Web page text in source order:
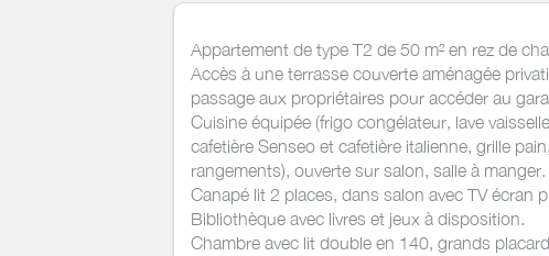
Appartement de type T2 de 50 m² en rez de
Accès à une terrasse couverte aménagée
passage aux propriétaires pour accéder au
Cuisine équipée (frigo congélateur, lave
cafetière Senseo et cafetière italienne, grille
rangements), ouverte sur salon, salle à manger.
Canapé lit 2 places, dans salon avec TV écran
Bibliothèque avec livres et jeux à disposition.
Chambre avec lit double en 140, grands